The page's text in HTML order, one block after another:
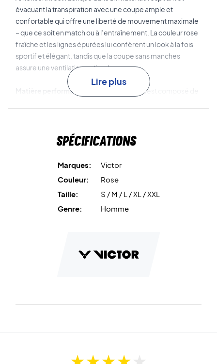
évacuant la transpiration avec une coupe ample et
confortable qui offre une liberté de mouvement maximale
– que ce soit en match ou à l’entraînement. La couleur rose
fraîche et les lignes épurées lui confèrent un look à la fois
sportif et élégant, tandis que la coupe sans manches
assure une ventilation optimale.
Matière performante recyclée
Le T-shirt est composé de
le Victor T-55090 AA !
Matière : 93 % polyester recyclé / 7 % élasthanne
Lire plus
Spécifications
Marques:
Victor
Couleur:
Rose
Taille:
S / M / L / XL / XXL
Genre:
Homme